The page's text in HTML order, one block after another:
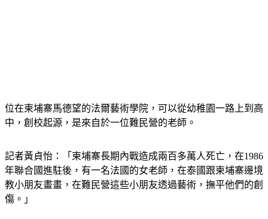
中，創校起源，是來自於一位難民營的老師。
年聯合國進駐後，有一名法國的女老師，在泰國跟柬埔寨邊境
教小朋友畫畫，在難民營這些小朋友透過藝術，撫平他們的創
傷。」